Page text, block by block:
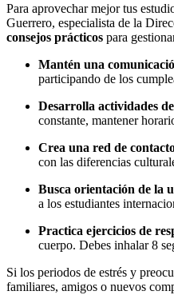
Para aprovechar mejor tus
Guerrero, especialista de la
consejos prácticos para
Mantén una
participando de los
Desarrolla actividades
constante, mantener
Crea una red de
con las diferencias
Busca orientación de la
a los estudiantes
Practica ejercicios de
cuerpo. Debes inhalar 8
Si los periodos de estrés y
familiares, amigos o nuevos